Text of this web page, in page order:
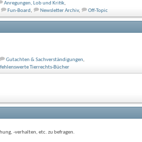
Anregungen, Lob und Kritik,
Fun-Board, Newsletter Archiv, Off-Topic
Gutachten & Sachverständigungen,
Tierrechts-Bücher
-verhalten, etc. zu befragen.